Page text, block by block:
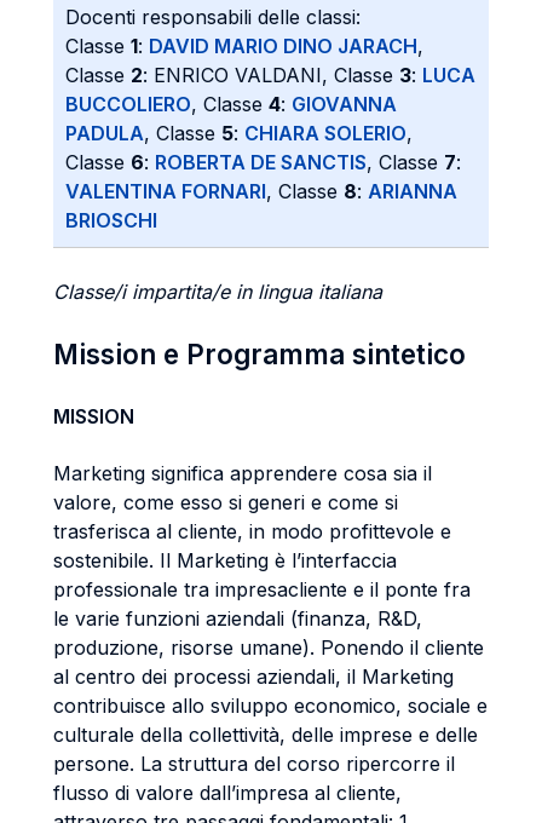
Docenti responsabili delle classi:
Classe 1: DAVID MARIO DINO JARACH,
Classe 2: ENRICO VALDANI, Classe 3: LUCA
BUCCOLIERO, Classe 4: GIOVANNA
PADULA, Classe 5: CHIARA SOLERIO,
Classe 6: ROBERTA DE SANCTIS, Classe 7:
VALENTINA FORNARI, Classe 8: ARIANNA
BRIOSCHI
Classe/i impartita/e in lingua italiana
Mission e Programma sintetico
MISSION
Marketing significa apprendere cosa sia il
valore, come esso si generi e come si
trasferisca al cliente, in modo profittevole e
sostenibile. Il Marketing è l’interfaccia
professionale tra impresa­cliente e il ponte fra
le varie funzioni aziendali (finanza, R&D,
produzione, risorse umane). Ponendo il cliente
al centro dei processi aziendali, il Marketing
contribuisce allo sviluppo economico, sociale e
culturale della collettività, delle imprese e delle
persone. La struttura del corso ripercorre il
flusso di valore dall’impresa al cliente,